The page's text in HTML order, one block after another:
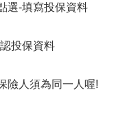
選-填寫投保資料
投保資料
險人須為同一人喔!